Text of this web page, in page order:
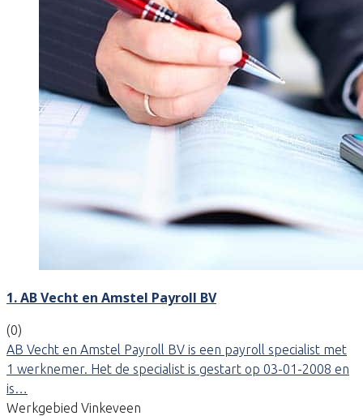
1. AB Vecht en Amstel Payroll BV
(0)
AB Vecht en Amstel Payroll BV is een payroll specialist met
1 werknemer. Het de specialist is gestart op 03-01-2008 en
is…
Werkgebied Vinkeveen